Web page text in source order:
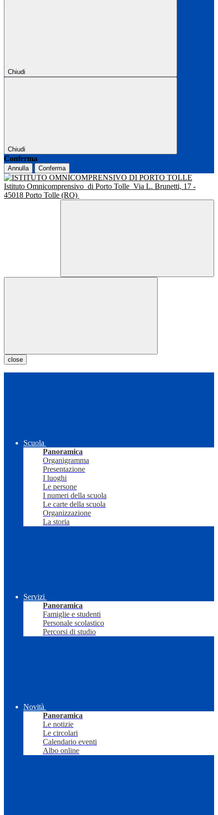
Chiudi
Chiudi
Conferma
Annulla Conferma
Istituto Omnicomprensivo di Porto Tolle Via L. Brunetti, 17 -
45018 Porto Tolle (RO)
close
Scuola
Panoramica
Organigramma
Presentazione
I luoghi
Le persone
I numeri della scuola
Le carte della scuola
Organizzazione
La storia
Servizi
Panoramica
Famiglie e studenti
Personale scolastico
Percorsi di studio
Novità
Panoramica
Le notizie
Le circolari
Calendario eventi
Albo online